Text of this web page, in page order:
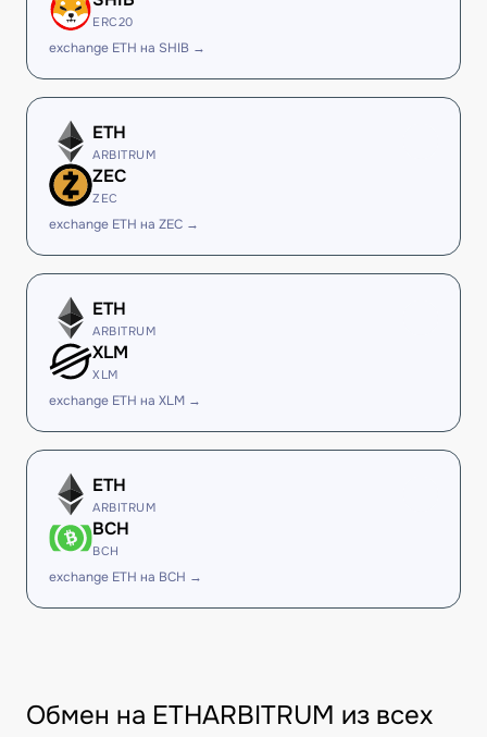
ERC20
exchange ETH на SHIB →
ETH
ARBITRUM
ZEC
ZEC
exchange ETH на ZEC →
ETH
ARBITRUM
XLM
XLM
exchange ETH на XLM →
ETH
ARBITRUM
BCH
BCH
exchange ETH на BCH →
Обмен на ETHARBITRUM из всех